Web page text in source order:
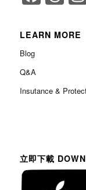
LEARN MORE
Blog
Q&A
Insutance &
立即下載